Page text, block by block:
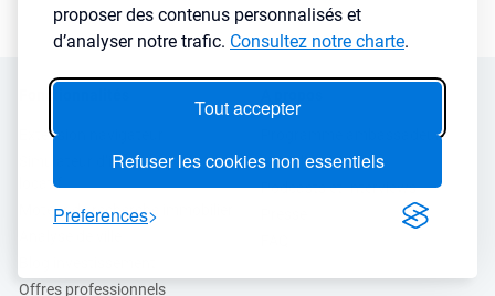
proposer des contenus personnalisés et
d’analyser notre trafic. Consultez notre charte.
Tout accepter
Refuser les cookies non essentiels
Preferences
Extension navigateur
Simulateur d’investissement
locatif
Moteur de recherche immobilier
Offres professionnels
Programme ambassadeur
Avis client
Podcasts et Interviews